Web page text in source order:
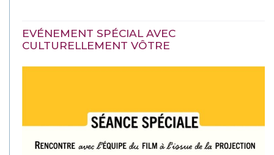
EVÉNEMENT SPÉCIAL AVEC
CULTURELLEMENT VÔTRE